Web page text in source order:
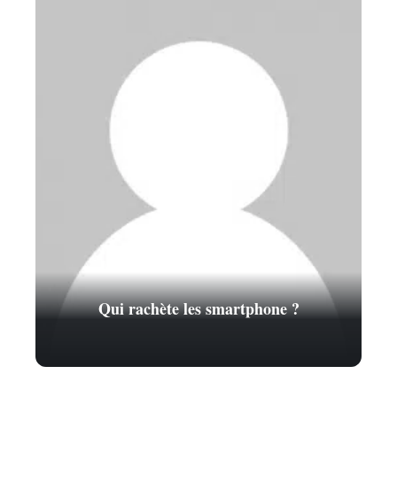
Qui rachète les smartphone ?